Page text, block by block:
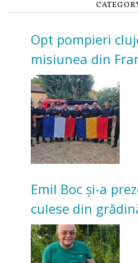
Opt pompieri
misiunea din
incendii de
Emil Boc și-a
culese din
nu poate oferi